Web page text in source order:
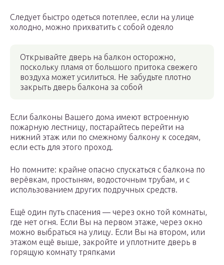
Следует быстро одеться потеплее, если на улице
холодно, можно прихватить с собой одеяло
Открывайте дверь на балкон осторожно,
поскольку пламя от большого притока свежего
воздуха может усилиться. Не забудьте плотно
закрыть дверь балкона за собой
Если балконы Вашего дома имеют встроенную
пожарную лестницу, постарайтесь перейти на
нижний этаж или по смежному балкону к соседям,
если есть для этого проход.
Но помните: крайне опасно спускаться с балкона по
верёвкам, простыням, водосточным трубам, и с
использованием других подручных средств.
Ещё один путь спасения — через окно той комнаты,
где нет огня. Если Вы на первом этаже, через окно
можно выбраться на улицу. Если Вы на втором, или
этажом ещё выше, закройте и уплотните дверь в
горящую комнату тряпками